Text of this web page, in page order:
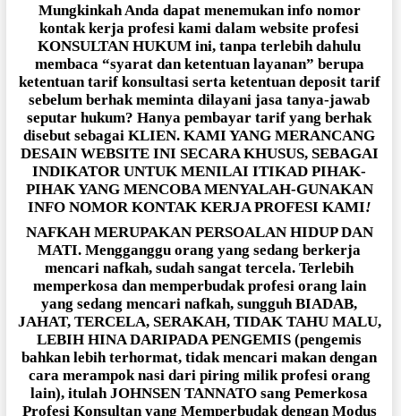
Mungkinkah Anda dapat menemukan info nomor
kontak kerja profesi kami dalam website profesi
KONSULTAN HUKUM ini, tanpa terlebih dahulu
membaca “syarat dan ketentuan layanan” berupa
ketentuan tarif konsultasi serta ketentuan deposit tarif
sebelum berhak meminta dilayani jasa tanya-jawab
seputar hukum? Hanya pembayar tarif yang berhak
disebut sebagai KLIEN. KAMI YANG MERANCANG
DESAIN WEBSITE INI SECARA KHUSUS, SEBAGAI
INDIKATOR UNTUK MENILAI ITIKAD PIHAK-
PIHAK YANG MENCOBA MENYALAH-GUNAKAN
INFO NOMOR KONTAK KERJA PROFESI KAMI!
NAFKAH MERUPAKAN PERSOALAN HIDUP DAN
MATI. Mengganggu orang yang sedang berkerja
mencari nafkah, sudah sangat tercela. Terlebih
memperkosa dan memperbudak profesi orang lain
yang sedang mencari nafkah, sungguh BIADAB,
JAHAT, TERCELA, SERAKAH, TIDAK TAHU MALU,
LEBIH HINA DARIPADA PENGEMIS (pengemis
bahkan lebih terhormat, tidak mencari makan dengan
cara merampok nasi dari piring milik profesi orang
lain), itulah JOHNSEN TANNATO sang Pemerkosa
Profesi Konsultan yang Memperbudak dengan Modus